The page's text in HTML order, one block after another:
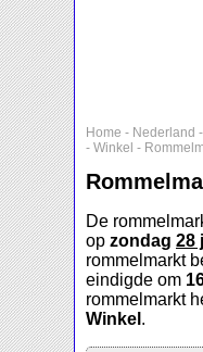
Home - Nederland -
- Winkel -
De
op zondag 28
rommelmarkt
eindigde om
rommelmarkt
Winkel .